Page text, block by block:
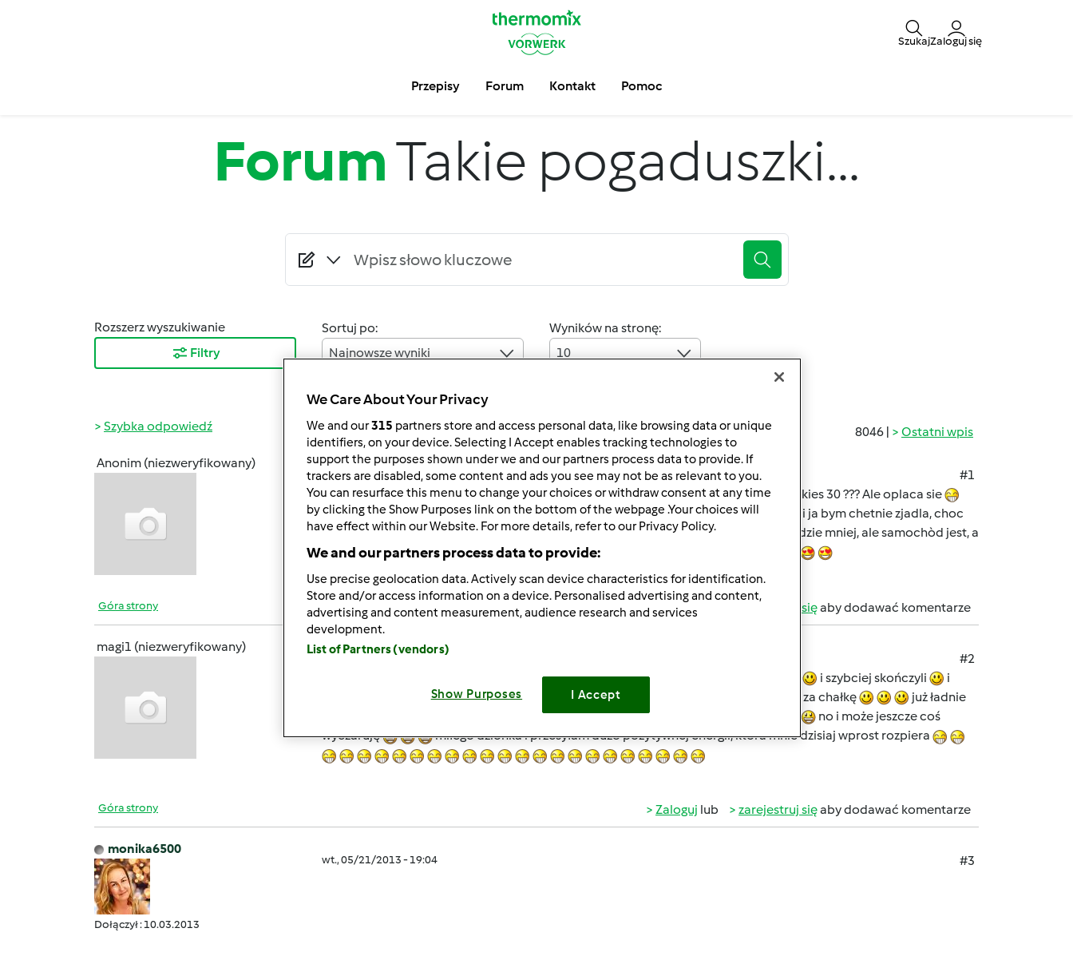
SzukajZaloguj się
Przepisy Forum Kontakt Pomoc
ForumTakie pogaduszki...
Rozszerz wyszukiwanie
Filtry
Sortuj po:
Najnowsze wyniki
Wyników na stronę:
10
8046 | Ostatni wpis
Szybka odpowiedź
Anonim (niezweryfikowany)
wt., 05/21/2013 - 08:56
#1
Wycieczka sie udala i to najwazniejsze
W Toruniu bylam kupe lat temu..... jakies 30 ??? Ale oplaca sie
Zreszta oplaca sie wszystko zwiedzac, Polska jest taka piekna przeciez...
Bigos i ja bym chetnie zjadla, choc
co prawda nie moge, jak zwykle
No i chcialam dodac, Elu, ze wycieczek bedzie mniej, ale samochòd jest, a
to wazne
Bez samochodu ani rusz w dzisiejszych czasach
Góra strony Zaloguj zarejestruj sięaby dodawać komentarze
magi1 (niezweryfikowany)
wt., 05/21/2013 - 13:29
#2
ja już w domku, wróciłam dzisiaj wcześniej bo mieliśmy jakieś szkolenia i szybciej skończyli
i
gotuje młode ziemniaczki do bigosiku oczywiście z koperkiem
i wziełam się za chałkę
już ładnie
przepis niedługo zamieszczę - jak sie upiecze no i wyjdzie hihihi
no i może jeszcze coś
wyczaruję
miłego dzionka i przesyłam dużo pozytywnej energii, która mnie dzisiaj wprost rozpiera
Góra strony Zaloguj lub zarejestruj sięaby dodawać komentarze
monika6500
Dołączył : 10.03.2013
wt., 05/21/2013 - 19:04 #3
We Care About Your Privacy
We and our315 partners store and access personal data, like browsing data or unique
identifiers, on your device. Selecting I Accept enables tracking technologies to
support the purposes shown under we and our partners process data to provide. If
trackers are disabled, some content and ads you see may not be as relevant to you.
You can resurface this menu to change your choices or withdraw consent at any time
by clicking the Show Purposes link on the bottom of the webpage .Your choices will
have effect within our Website. For more details, refer to our Privacy Policy.
We and our partners process data to provide:
Use precise geolocation data. Actively scan device characteristics for identification.
Store and/or access information on a device. Personalised advertising and content,
advertising and content measurement, audience research and services
development.
List of Partners (vendors)
Show Purposes I Accept